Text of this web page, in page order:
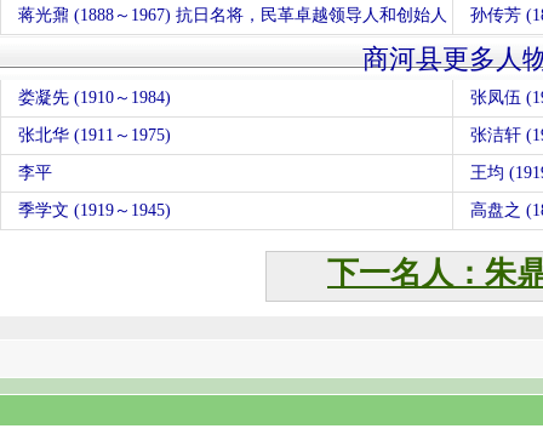
蒋光鼐 (1888～1967) 抗日名将，民革卓越领导人和创始人 孙传芳
商河县更多人
娄凝先 (1910～1984) 张凤伍
张北华 (1911～1975) 张洁轩
李平 王均
季学文 (1919～1945) 高盘之
下一名人：朱